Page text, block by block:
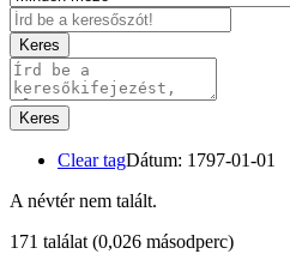
Keres
Keres
Clear tagDátum: 1797-01-01
A névtér nem talált.
171 találat (0,026 másodperc)